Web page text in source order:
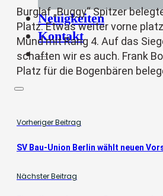
Neuigkeiten
Kontakt
Burglaf „Buggy“ Spitzer
Platz. Etwas weiter vorne
Mund mit Rang 4. Auf das
schaften wir es auch. Frank
Platz für die Bogenbären
Vorheriger Beitrag
SV Bau-Union Berlin wählt neuen
Nächster Beitrag